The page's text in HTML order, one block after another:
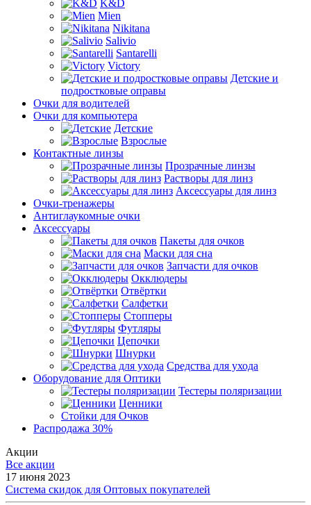
K&D
Mien
Nikitana
Salivio
Santarelli
Victory
Детские и
подростковые оправы
Очки для водителей
Очки для компьютера
Детские
Взрослые
Контактные линзы
Прозрачные линзы
Растворы для линз
Аксессуары для линз
Очки-тренажеры
Антиглаукомные очки
Аксессуары
Пакеты для очков
Маски для сна
Запчасти для очков
Окклюдеры
Отвёртки
Салфетки
Стопперы
Футляры
Цепочки
Шнурки
Средства для ухода
Оборудование для Оптики
Тестеры поляризации
Ценники
Стойки для Очков
Распродажа 30%
Акции
Все акции
17 июня 2023
Система скидок для Оптовых покупателей